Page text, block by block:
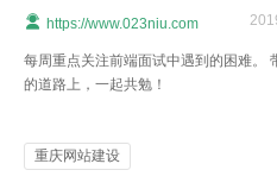
https://www.023niu.com
每周重点关注前端面试中遇到的困难。
的道路上，一起共勉！
重庆网站建设